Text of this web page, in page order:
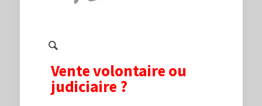
Vente volontaire ou
judiciaire ?